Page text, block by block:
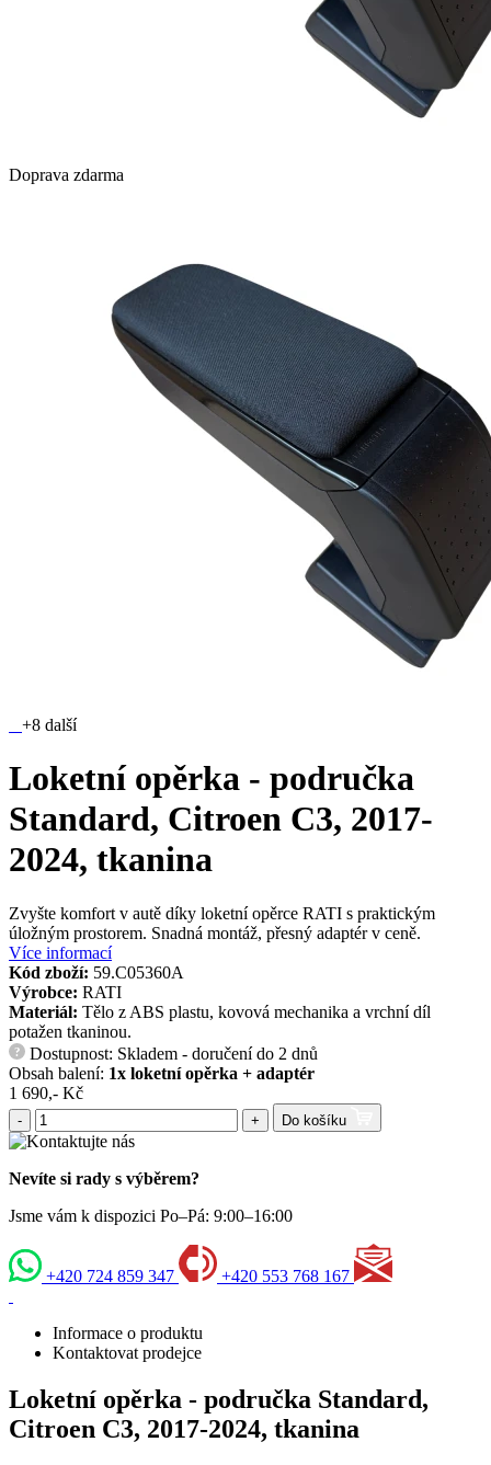
Doprava zdarma
+8 další
Loketní opěrka - područka
Standard, Citroen C3, 2017-
2024, tkanina
Zvyšte komfort v autě díky loketní opěrce RATI s praktickým
úložným prostorem. Snadná montáž, přesný adaptér v ceně.
Více informací
Kód zboží: 59.C05360A
Výrobce: RATI
Materiál: Tělo z ABS plastu, kovová mechanika a vrchní díl
potažen tkaninou.
?
Dostupnost: Skladem - doručení do 2 dnů
Obsah balení: 1x loketní opěrka + adaptér
1 690,- Kč
- + Do košíku
Nevíte si rady s výběrem?
Jsme vám k dispozici Po–Pá: 9:00–16:00
+420 724 859 347 +420 553 768 167
Informace o produktu
Kontaktovat prodejce
Loketní opěrka - područka Standard,
Citroen C3, 2017-2024, tkanina